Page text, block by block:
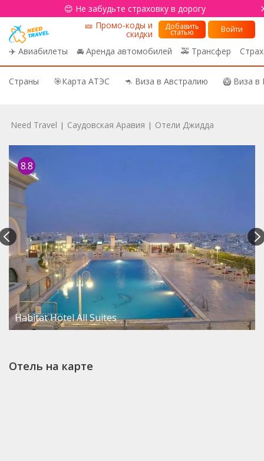
😊 Не забудьте страховку в дорогу
✈️ Авиабилеты 🚘 Аренда автомобилей 🚕 Трансфер
🎫 Промо-коды и
скидки
Добавить
статью Войти
Страны 🎯Карта АТЭС 🦘 Виза в Австралию 🥝 Виза
Need Travel | Саудовская Аравия | Отели Джидда
8.8
Habitat Hotel All Suites
Отель на карте